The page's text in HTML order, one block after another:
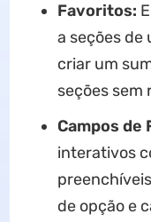
Favoritos:
a seções de
criar um
seções sem
Campos de
interativos
de opção e